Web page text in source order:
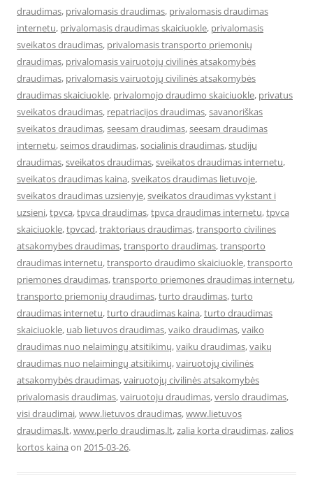
draudimas, privalomasis draudimas, privalomasis draudimas
internetu, privalomasis draudimas skaiciuokle, privalomasis
sveikatos draudimas, privalomasis transporto priemonių
draudimas, privalomasis vairuotojų civilinės atsakomybės
draudimas, privalomasis vairuotojų civilinės atsakomybės
draudimas skaiciuokle, privalomojo draudimo skaiciuokle, privatus
sveikatos draudimas, repatriacijos draudimas,savanoriškas
sveikatos draudimas,seesam draudimas,seesam draudimas
internetu,seimos draudimas,socialinis draudimas,studiju
draudimas,sveikatos draudimas,sveikatos draudimas internetu,
sveikatos draudimas kaina,sveikatos draudimas lietuvoje,
sveikatos draudimas uzsienyje,sveikatos draudimas vykstant i
uzsieni,tpvca,tpvca draudimas,tpvca draudimas internetu,tpvca
skaiciuokle,tpvcad,traktoriaus draudimas,transporto civilines
atsakomybes draudimas,transporto draudimas,transporto
draudimas internetu,transporto draudimo skaiciuokle,transporto
priemones draudimas,transporto priemones draudimas internetu,
transporto priemonių draudimas,turto draudimas,turto
draudimas internetu,turto draudimas kaina,turto draudimas
skaiciuokle, uab lietuvos draudimas,vaiko draudimas,vaiko
draudimas nuo nelaimingų atsitikimų,vaiku draudimas,vaikų
draudimas nuo nelaimingų atsitikimų,vairuotojų civilinės
atsakomybės draudimas,vairuotojų civilinės atsakomybės
privalomasis draudimas,vairuotoju draudimas,verslo draudimas,
visi draudimai,www.lietuvos draudimas,www.lietuvos
draudimas.lt,www.perlo draudimas.lt,zalia korta draudimas,zalios
kortos kaina on 2015-03-26.